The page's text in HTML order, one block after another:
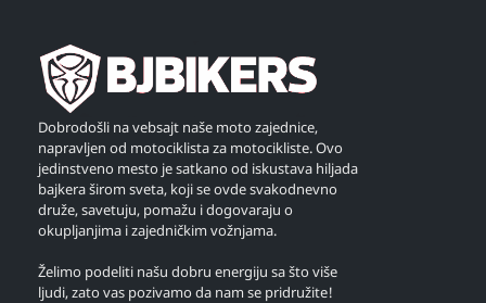
Dobrodošli na vebsajt naše moto zajednice,
napravljen od motociklista za motocikliste. Ovo
jedinstveno mesto je satkano od iskustava hiljada
bajkera širom sveta, koji se ovde svakodnevno
druže, savetuju, pomažu i dogovaraju o
okupljanjima i zajedničkim vožnjama.
Želimo podeliti našu dobru energiju sa što više
ljudi, zato vas pozivamo da nam se pridružite!